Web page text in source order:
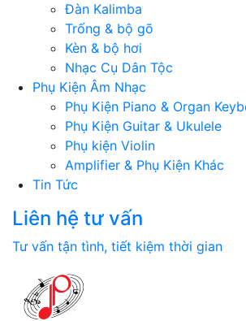
Đàn Kalimba
Trống & bộ gõ
Kèn & bộ hơi
Nhạc Cụ Dân Tộc
Phụ Kiện Âm Nhạc
Phụ Kiện Piano & Organ
Phụ Kiện Guitar & Ukulele
Phụ kiện Violin
Amplifier & Phụ Kiện Khác
Tin Tức
Liên hệ tư vấn
Tư vấn tận tình, tiết kiệm thời gian